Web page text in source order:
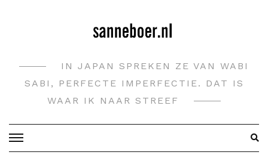
IN JAPAN SPREKEN ZE VAN WABI
SABI, PERFECTE IMPERFECTIE. DAT IS
WAAR IK NAAR STREEF